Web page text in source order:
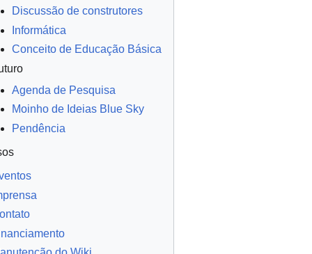
Discussão de construtores
Informática
Conceito de Educação Básica
Agenda de Pesquisa
Moinho de Ideias Blue Sky
Pendência